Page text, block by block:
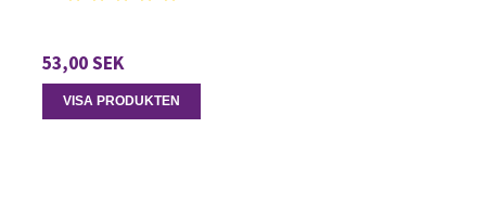
53,00 SEK
VISA PRODUKTEN